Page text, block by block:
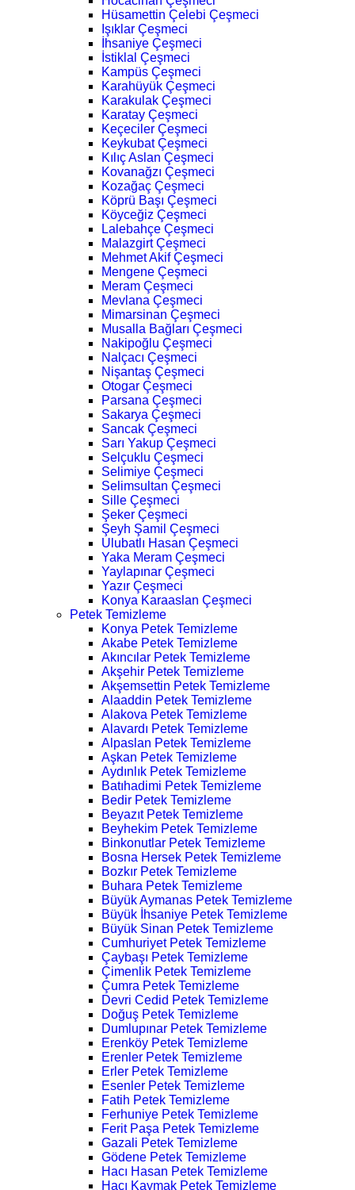
Hüsamettin Çelebi Çeşmeci
Işıklar Çeşmeci
İhsaniye Çeşmeci
İstiklal Çeşmeci
Kampüs Çeşmeci
Karahüyük Çeşmeci
Karakulak Çeşmeci
Karatay Çeşmeci
Keçeciler Çeşmeci
Keykubat Çeşmeci
Kılıç Aslan Çeşmeci
Kovanağzı Çeşmeci
Kozağaç Çeşmeci
Köprü Başı Çeşmeci
Köyceğiz Çeşmeci
Lalebahçe Çeşmeci
Malazgirt Çeşmeci
Mehmet Akif Çeşmeci
Mengene Çeşmeci
Meram Çeşmeci
Mevlana Çeşmeci
Mimarsinan Çeşmeci
Musalla Bağları Çeşmeci
Nakipoğlu Çeşmeci
Nalçacı Çeşmeci
Nişantaş Çeşmeci
Otogar Çeşmeci
Parsana Çeşmeci
Sakarya Çeşmeci
Sancak Çeşmeci
Sarı Yakup Çeşmeci
Selçuklu Çeşmeci
Selimiye Çeşmeci
Selimsultan Çeşmeci
Sille Çeşmeci
Şeker Çeşmeci
Şeyh Şamil Çeşmeci
Ulubatlı Hasan Çeşmeci
Yaka Meram Çeşmeci
Yaylapınar Çeşmeci
Yazır Çeşmeci
Konya Karaaslan Çeşmeci
Petek Temizleme
Konya Petek Temizleme
Akabe Petek Temizleme
Akıncılar Petek Temizleme
Akşehir Petek Temizleme
Akşemsettin Petek Temizleme
Alaaddin Petek Temizleme
Alakova Petek Temizleme
Alavardı Petek Temizleme
Alpaslan Petek Temizleme
Aşkan Petek Temizleme
Aydınlık Petek Temizleme
Batıhadimi Petek Temizleme
Bedir Petek Temizleme
Beyazıt Petek Temizleme
Beyhekim Petek Temizleme
Binkonutlar Petek Temizleme
Bosna Hersek Petek Temizleme
Bozkır Petek Temizleme
Buhara Petek Temizleme
Büyük Aymanas Petek Temizleme
Büyük İhsaniye Petek Temizleme
Büyük Sinan Petek Temizleme
Cumhuriyet Petek Temizleme
Çaybaşı Petek Temizleme
Çimenlik Petek Temizleme
Çumra Petek Temizleme
Devri Cedid Petek Temizleme
Doğuş Petek Temizleme
Dumlupınar Petek Temizleme
Erenköy Petek Temizleme
Erenler Petek Temizleme
Erler Petek Temizleme
Esenler Petek Temizleme
Fatih Petek Temizleme
Ferhuniye Petek Temizleme
Ferit Paşa Petek Temizleme
Gazali Petek Temizleme
Gödene Petek Temizleme
Hacı Hasan Petek Temizleme
Hacı Kaymak Petek Temizleme